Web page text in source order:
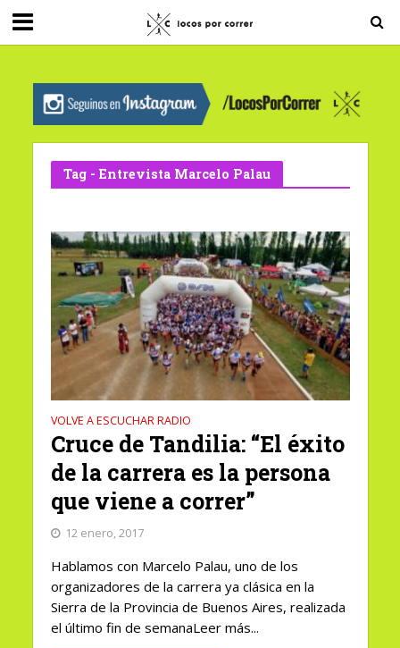
G-0X2PD3RFLV
Tag - Entrevista Marcelo Palau
VOLVE A ESCUCHAR RADIO
Cruce de Tandilia: “El éxito
de la carrera es la persona
que viene a correr”
12 enero, 2017
Hablamos con Marcelo Palau, uno de los
organizadores de la carrera ya clásica en la
Sierra de la Provincia de Buenos Aires, realizada
el último fin de semanaLeer más...